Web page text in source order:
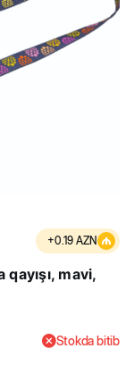
+0.19 AZN
mavi,
Stokda bitib